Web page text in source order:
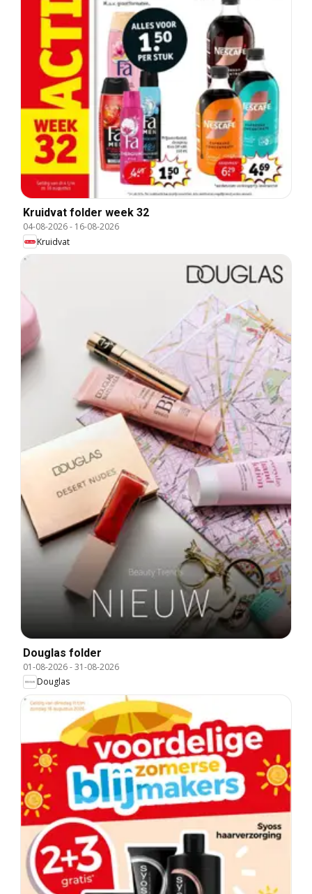
Kruidvat folder week 32
04-08-2026- 16-08-2026
Kruidvat
Douglas folder
01-08-2026-31-08-2026
Douglas